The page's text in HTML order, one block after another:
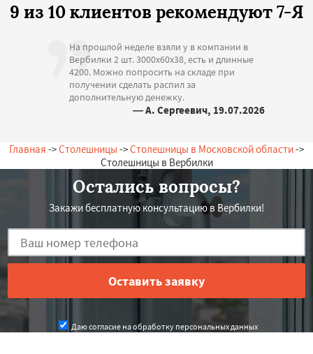
9 из 10 клиентов рекомендуют 7-Я
На прошлой неделе взяли у в компании в
Вербилки 2 шт. 3000х60х38, есть и длинные
4200. Можно попросить на складе при
получении сделать распил за
дополнительную денежку.
— А. Сергеевич, 19.07.2026
Главная ->Столешницы ->Столешницы в Московской области->
Столешницы в Вербилки
Остались вопросы?
Закажи бесплатную консультацию в Вербилки!
Даю согласие на обработку персональных данных